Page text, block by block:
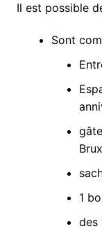
Il est possible
Sont
1
des